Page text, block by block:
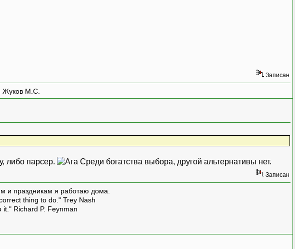
Записан
Жуков М.С.
либо парсер. Среди богатства выбора, другой альтернативы нет.
Записан
и праздникам я работаю дома.
thing to do." Trey Nash
Richard P. Feynman